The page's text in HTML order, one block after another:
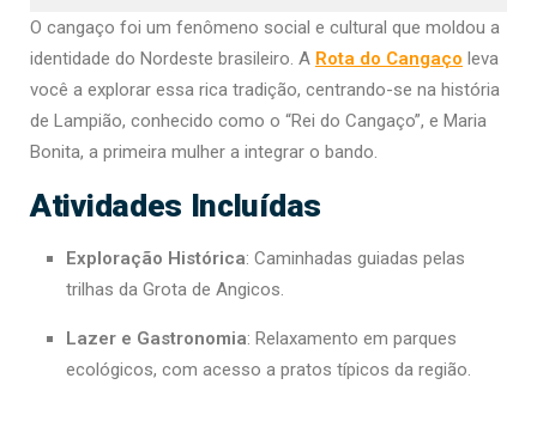
O cangaço foi um fenômeno social e cultural que moldou a
identidade do Nordeste brasileiro. A Rota do Cangaço leva
você a explorar essa rica tradição, centrando-se na história
de Lampião, conhecido como o “Rei do Cangaço”, e Maria
Bonita, a primeira mulher a integrar o bando.
Atividades Incluídas
Exploração Histórica: Caminhadas guiadas pelas
trilhas da Grota de Angicos.
Lazer e Gastronomia: Relaxamento em parques
ecológicos, com acesso a pratos típicos da região.